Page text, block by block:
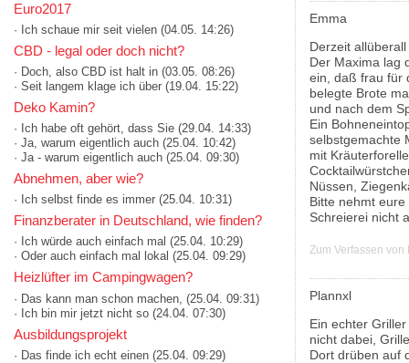
Euro2017
· Ich schaue mir seit vielen (04.05. 14:26)
CBD - legal oder doch nicht?
· Doch, also CBD ist halt in (03.05. 08:26)
· Seit langem klage ich über (19.04. 15:22)
Deko Kamin?
· Ich habe oft gehört, dass Sie (29.04. 14:33)
· Ja, warum eigentlich auch (25.04. 10:42)
· Ja - warum eigentlich auch (25.04. 09:30)
Abnehmen, aber wie?
· Ich selbst finde es immer (25.04. 10:31)
Finanzberater in Deutschland, wie finden?
· Ich würde auch einfach mal (25.04. 10:29)
· Oder auch einfach mal lokal (25.04. 09:29)
Heizlüfter im Campingwagen?
· Das kann man schon machen, (25.04. 09:31)
· Ich bin mir jetzt nicht so (24.04. 07:30)
Ausbildungsprojekt
· Das finde ich echt einen (25.04. 09:29)
Emma
Derzeit
Der Maxima lag
ein, daß frau für
belegte Brote
und nach dem
Ein
selbstgemachte
mit
Nüssen,
Bitte nehmt
Schreierei nicht
Zum Verfassen
Plannxl
Ein echter
nicht dabei,
Dort drüben auf